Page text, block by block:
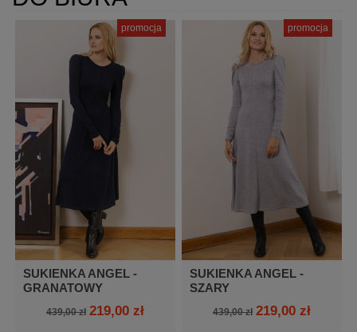
SUKIENKA ANGEL -
GRANATOWY
439,00 zł 219,00 zł
promocja
SUKIENKA ANGEL -
SZARY
439,00 zł 219,00 zł
promocja